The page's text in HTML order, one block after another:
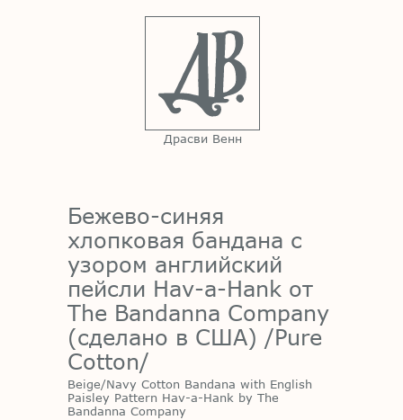
Драсви Венн
Бежево-синяя
хлопковая бандана с
узором английский
пейсли Hav-a-Hank от
The Bandanna Company
(сделано в США) /Pure
Cotton/
Beige/Navy Cotton Bandana with English
Paisley Pattern Hav-a-Hank by The
Bandanna Company